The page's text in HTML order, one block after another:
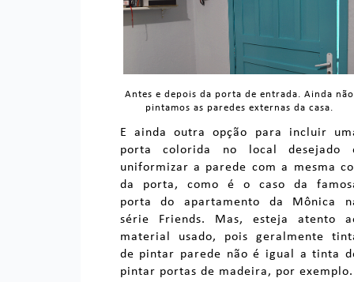
Antes e depois da porta de entrada. Ainda não
pintamos as paredes externas da casa.
E ainda outra opção para incluir
porta colorida no local desejado
uniformizar a parede com a mesma
da porta, como é o caso da
porta do apartamento da Mônica
série Friends. Mas, esteja atento
material usado, pois geralmente
de pintar parede não é igual a tinta
pintar portas de madeira, por exemplo.